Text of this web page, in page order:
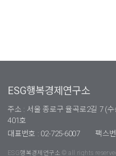
ESG행복경제연구소
주소 : 서울 종로구 율곡로2길 7 (
401호
대표번호 : 02-725-6007
팩스
ESG행복경제연구소 © all rights